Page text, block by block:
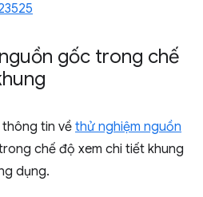
gốc trong chế
tin về thử nghiệm nguồn
chế độ xem chi tiết khung
dụng.